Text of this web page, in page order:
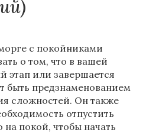
с покойниками
о том, что в вашей
этап или завершается
быть предзнаменованием
сложностей. Он также
отпустить
покой, чтобы начать